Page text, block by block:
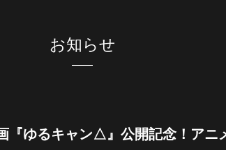
お知らせ
『ゆるキャン△』公開記念！ア